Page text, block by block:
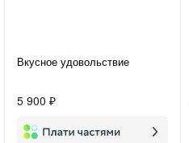
Вкусное удовольствие
5 900 ₽